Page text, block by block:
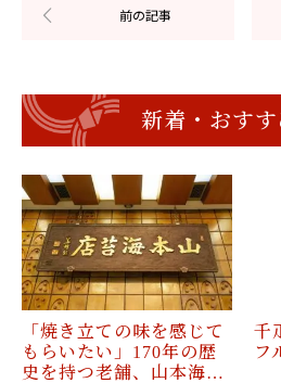
新着・おす
「焼き立ての味を感じて
もらいたい」170年の歴
史を持つ老舗、山本海…
千
フ